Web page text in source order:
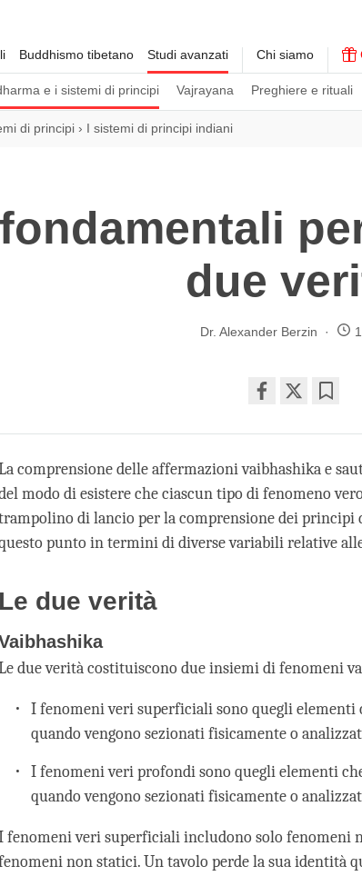
Buddhismo tibetano Studi avanzati
e i sistemi di principi Vajrayana Preghiere e rituali
Chi siamo
di principi › I sistemi di principi indiani
due
Dr. Alexander Berzin
on
facebook
comprensione delle affermazioni vaibhashika e
modo di esistere che ciascun tipo di fenomeno
di lancio per la comprensione dei principi
punto in termini di diverse variabili relative
Le due verità
due verità costituiscono due insiemi di fenomeni
I fenomeni veri superficiali sono quegli elementi
quando vengono sezionati fisicamente o
I fenomeni veri profondi sono quegli elementi
quando vengono sezionati fisicamente o
fenomeni veri superficiali includono solo fenomeni
non statici. Un tavolo perde la sua identità